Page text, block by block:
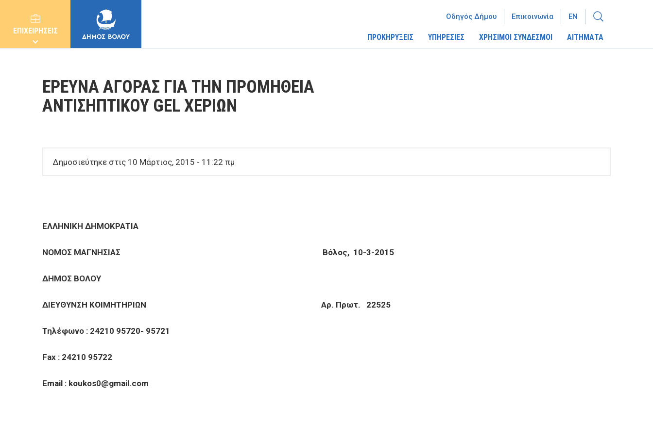
ΕΠΙΧΕΙΡΗΣΕΙΣ
ΕΠΙΣΚΕΠΤΕΣ
ΠΡΟΚΗΡΥΞΕΙΣ ΥΠΗΡΕΣΙΕΣ ΧΡΗΣΙΜΟΙ ΣΥΝΔΕΣΜΟΙ ΑΙΤΗΜΑΤΑ
Οδηγός Δήμου Επικοινωνία EN
ΕΡΕΥΝΑ ΑΓΟΡΑΣ ΓΙΑ ΤΗΝ ΠΡΟΜΗΘΕΙΑ
ΑΝΤΙΣΗΠΤΙΚΟΥ GEL ΧΕΡΙΩΝ
Δημοσιεύτηκε στις 10 Μάρτιος, 2015 - 11:22 πμ
ΕΛΛΗΝΙΚΗ ΔΗΜΟΚΡΑΤΙΑ
ΝΟΜΟΣ ΜΑΓΝΗΣΙΑΣ Βόλος, 10-3-201 5
ΔΗΜΟΣ ΒΟΛΟΥ
ΔΙΕΥΘΥΝΣΗ ΚΟΙΜΗΤΗΡΙΩΝ Αρ. Πρωτ. 22525
Τηλέφωνο : 24210 95720- 95721
Fax : 24210 95722
Email : koukos0@gmail.com